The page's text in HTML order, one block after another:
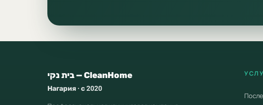
בית נקי — CleanHome
Нагария · с 2020